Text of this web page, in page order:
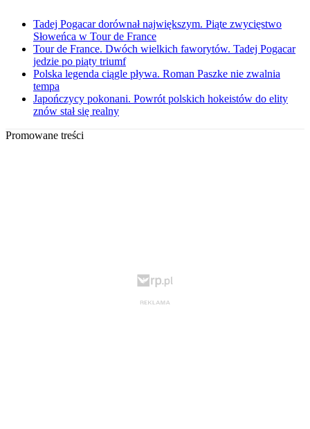
Tadej Pogacar dorównał największym. Piąte zwycięstwo
Słoweńca w Tour de France
Tour de France. Dwóch wielkich faworytów. Tadej Pogacar
jedzie po piąty triumf
Polska legenda ciągle pływa. Roman Paszke nie zwalnia
tempa
Japończycy pokonani. Powrót polskich hokeistów do elity
znów stał się realny
Promowane treści